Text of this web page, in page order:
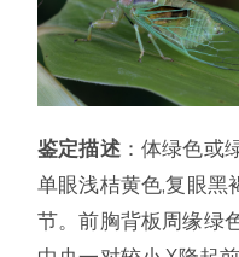
鉴定描述：体绿色或
单眼浅桔黄色,复眼黑
节。前胸背板周缘绿